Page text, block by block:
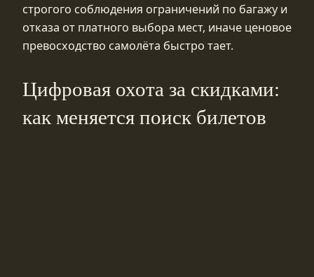
строгого соблюдения ограничений по багажу и
отказа от платного выбора мест, иначе ценовое
превосходство самолёта быстро тает.
Цифровая охота за скидками:
как меняется поиск билетов